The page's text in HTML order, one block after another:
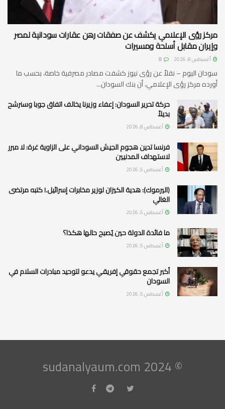
مركز رؤى الإعلامي يكشف عن صفقات رهن عقارات سودانية لمصر
وإيران مقابل أسلحة ومسيرات
أغسطس 8, 2026
سودان اليوم – نقلاً عن رؤى نيوز كشفت مصادر مصرفية خاصة، بحسب ما
أورده مركز رؤى الإعلامي، أن بنك السودان...
حركة تحرير السودان: إعفاء وزيرنا يخالف اتفاق جوبا وسنرشح
بديلاً
أغسطس 8, 2026
فرنسا تدين هجوم الجيش السوداني على الزاوية غرة: لا مبرر
لاستهداف المدنيين
أغسطس 5, 2026
(اليرموك): هدية الكيزان لوزير مخابرات إسرائيل.! كتبه مرتضى
الغالي
أغسطس 5, 2026
ما فائدة الدولة حين يُصبح حالها هكذا؟
أغسطس 5, 2026
أكبر تجمع حقوقي إفريقي يدعو لتوحيد مبادرات السلام في
السودان
أغسطس 5, 2026
© 2024 sudanalyaum.com